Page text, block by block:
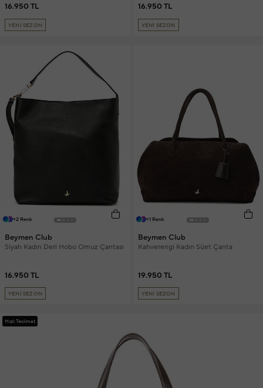
16.950 TL
YENİ SEZON
16.950 TL
YENİ SEZON
+2 Renk
Beymen Club
Siyah Kadın Deri Hobo Omuz Çantası
16.950 TL
YENİ SEZON
+1 Renk
Beymen Club
Kahverengi Kadın Süet Çanta
19.950 TL
YENİ SEZON
Hızlı Teslimat